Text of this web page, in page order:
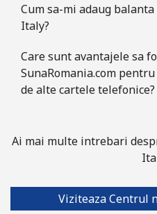
Cum sa-mi adaug
Italy?
Care sunt avantajele sa
SunaRomania.com
de alte cartele telefonice?
Ai mai multe intrebari
Viziteaza Centrul